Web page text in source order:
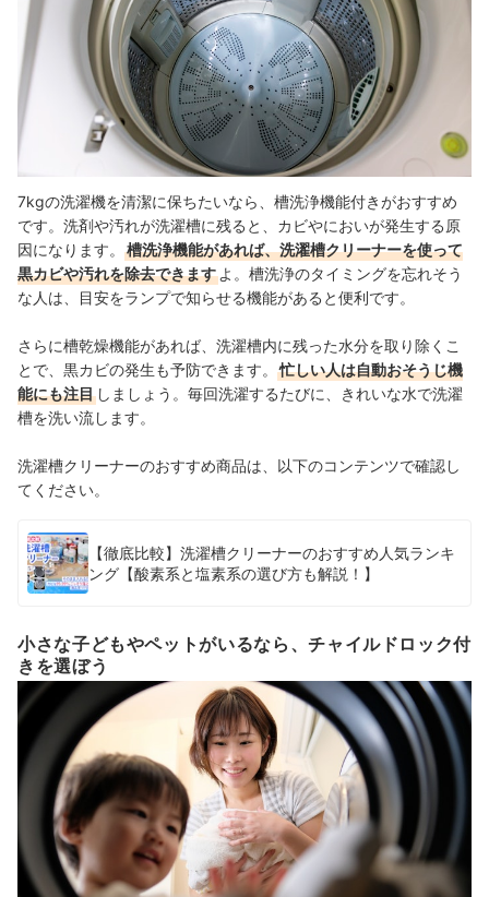
7kgの洗濯機を清潔に保ちたいなら、槽洗浄機能付きがおすすめ
です。洗剤や汚れが洗濯槽に残ると、カビやにおいが発生する原
因になります。
槽洗浄機能があれば、洗濯槽クリーナーを使って
黒カビや汚れを除去できます よ。槽洗浄のタイミングを忘れそう
な人は、目安をランプで知らせる機能があると便利です。
さらに槽乾燥機能があれば、洗濯槽内に残った水分を取り除くこ
とで、黒カビの発生も予防できます。
忙しい人は自動おそうじ機
能にも注目 しましょう。毎回洗濯するたびに、きれいな水で洗濯
槽を洗い流します。
洗濯槽クリーナーのおすすめ商品は、以下のコンテンツで確認し
てください。
【徹底比較】洗濯槽クリーナーのおすすめ人気ランキ
ング【酸素系と塩素系の選び方も解説！】
小さな子どもやペットがいるなら、チャイルドロック付
きを選ぼう